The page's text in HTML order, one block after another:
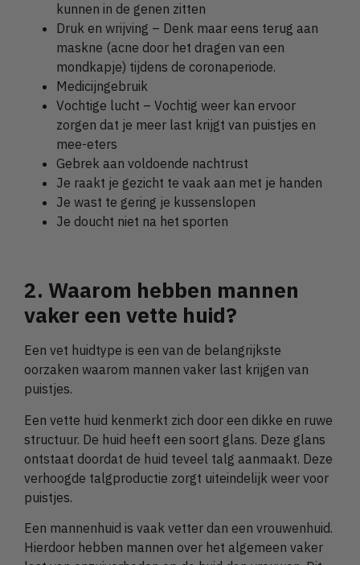
kunnen in de genen zitten
Druk en wrijving – Denk maar eens terug aan
maskne (acne door het dragen van een
mondkapje) tijdens de coronaperiode.
Medicijngebruik
Vochtige lucht – Vochtig weer kan ervoor
zorgen dat je meer last krijgt van puistjes en
mee-eters
Gebrek aan voldoende nachtrust
Je raakt je gezicht te vaak aan met je handen
Je wast te gering je kussenslopen
Je doucht niet na het sporten
2. Waarom hebben mannen
vaker een vette huid?
Een vet huidtype is een van de belangrijkste
oorzaken waarom mannen vaker last krijgen van
puistjes.
Een vette huid kenmerkt zich door een dikke en ruwe
structuur. De huid heeft een soort glans. Deze glans
ontstaat doordat de huid teveel talg aanmaakt. Deze
verhoogde talgproductie zorgt uiteindelijk weer voor
puistjes.
Een mannenhuid is vaak vetter dan een vrouwenhuid.
Hierdoor hebben mannen over het algemeen vaker